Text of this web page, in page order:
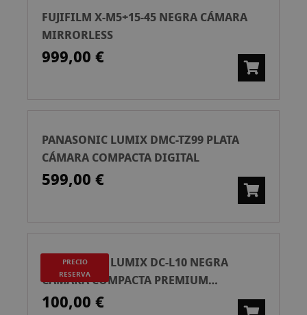
FUJIFILM X-M5+15-45 NEGRA CÁMARA
MIRRORLESS
999,00 €
PANASONIC LUMIX DMC-TZ99 PLATA
CÁMARA COMPACTA DIGITAL
599,00 €
PRECIO
RESERVA
PANASONIC LUMIX DC-L10 NEGRA
CÁMARA COMPACTA PREMIUM
*RESERVA* PRECIO FINAL: 1.499€
100,00 €